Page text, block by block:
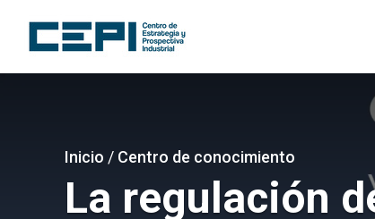
contenido
principal
Sobrescribir
enlaces
de
Inicio / Centro de conocimiento
La regulación